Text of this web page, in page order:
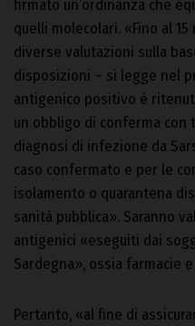
firmato un’ordinanza che
quelli molecolari. «Fino al
diverse valutazioni sulla
disposizioni – si legge nel
antigenico positivo è
un obbligo di conferma con
diagnosi di infezione da
caso confermato e per le
isolamento o quarantena
sanità pubblica». Saranno
antigenici «eseguiti dai
Sardegna», ossia farmacie
Pertanto, «al fine di